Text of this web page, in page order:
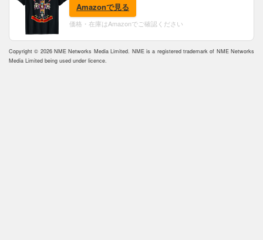
Amazonで見る
価格・在庫はAmazonでご確認ください
Copyright © 2026 NME Networks Media Limited. NME is a registered trademark of NME Networks
Media Limited being used under licence.